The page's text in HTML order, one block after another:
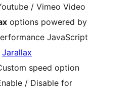
/ Vimeo Video
options powered by
JavaScript
Jarallax
speed option
/ Disable for